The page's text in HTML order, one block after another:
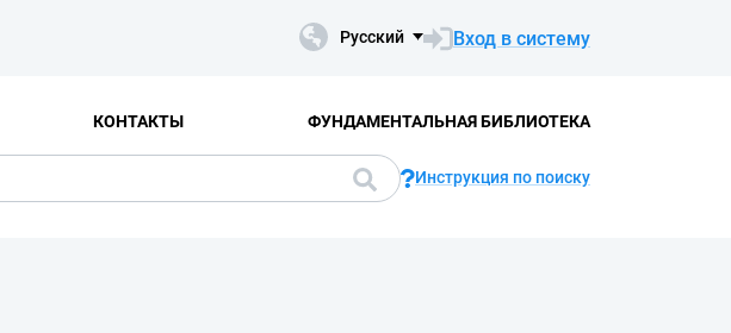
Русский Вход в систему
КОНТАКТЫ ФУНДАМЕНТАЛЬНАЯ БИБЛИОТЕКА
Инструкция по поиску